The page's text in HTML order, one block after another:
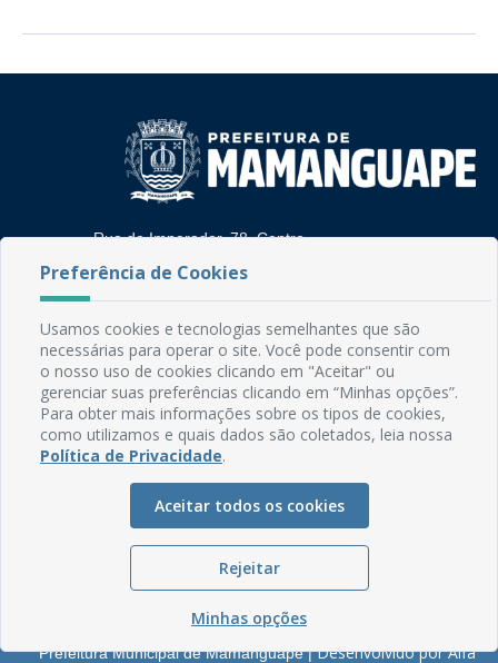
Rua do Imperador, 78, Centro
Fone: (83) 3292-2246
Expediente: Segunda à Sexta, das 08h às 13h
Mapa do Site
Perguntas frequentes
Manual de Navegação
Glossário
Ouvidoria
Serviços Internos
Política de Privacidade
Prefeitura Municipal de Mamanguape |Desenvolvido por Alfa
Preferência de Cookies
Usamos cookies e tecnologias semelhantes que são
necessárias para operar o site. Você pode consentir com
o nosso uso de cookies clicando em "Aceitar" ou
gerenciar suas preferências clicando em “Minhas opções”.
Para obter mais informações sobre os tipos de cookies,
como utilizamos e quais dados são coletados, leia nossa
Política de Privacidade.
Aceitar todos os cookies
Rejeitar
Minhas opções